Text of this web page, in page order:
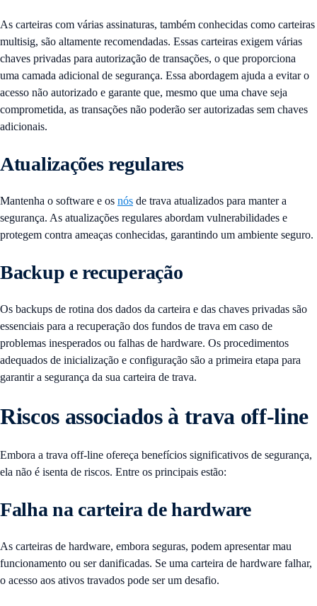
As carteiras com várias assinaturas, também conhecidas como carteiras
multisig, são altamente recomendadas. Essas carteiras exigem várias
chaves privadas para autorização de transações, o que proporciona
uma camada adicional de segurança. Essa abordagem ajuda a evitar o
acesso não autorizado e garante que, mesmo que uma chave seja
comprometida, as transações não poderão ser autorizadas sem chaves
adicionais.
Atualizações regulares
Mantenha o software e os nós de trava atualizados para manter a
segurança. As atualizações regulares abordam vulnerabilidades e
protegem contra ameaças conhecidas, garantindo um ambiente seguro.
Backup e recuperação
Os backups de rotina dos dados da carteira e das chaves privadas são
essenciais para a recuperação dos fundos de trava em caso de
problemas inesperados ou falhas de hardware. Os procedimentos
adequados de inicialização e configuração são a primeira etapa para
garantir a segurança da sua carteira de trava.
Riscos associados à trava off-line
Embora a trava off-line ofereça benefícios significativos de segurança,
ela não é isenta de riscos. Entre os principais estão:
Falha na carteira de hardware
As carteiras de hardware, embora seguras, podem apresentar mau
funcionamento ou ser danificadas. Se uma carteira de hardware falhar,
o acesso aos ativos travados pode ser um desafio.